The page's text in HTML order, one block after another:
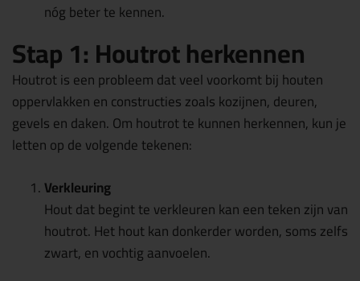
nóg beter te kennen.
Stap 1: Houtrot herkennen
Houtrot is een probleem dat veel voorkomt bij houten
oppervlakken en constructies zoals kozijnen, deuren,
gevels en daken. Om houtrot te kunnen herkennen, kun je
letten op de volgende tekenen:
Verkleuring
Hout dat begint te verkleuren kan een teken zijn van
houtrot. Het hout kan donkerder worden, soms zelfs
zwart, en vochtig aanvoelen.